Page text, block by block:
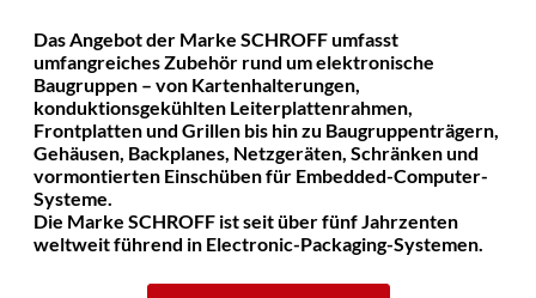
Das Angebot der Marke SCHROFF umfasst
umfangreiches Zubehör rund um elektronische
Baugruppen – von Kartenhalterungen,
konduktionsgekühlten Leiterplattenrahmen,
Frontplatten und Grillen bis hin zu Baugruppenträgern,
Gehäusen, Backplanes, Netzgeräten, Schränken und
vormontierten Einschüben für Embedded-Computer-
Systeme.
Die Marke SCHROFF ist seit über fünf Jahrzenten
weltweit führend in Electronic-Packaging-Systemen.